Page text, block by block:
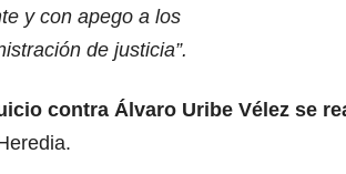
y con apego a los
de justicia”.
contra Álvaro Uribe Vélez se